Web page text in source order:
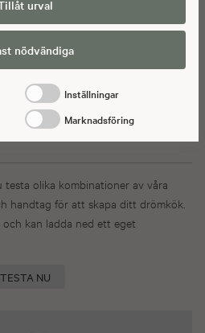
nedan bekräftar du att du samtycker
urval
nödvändiga
Inställningar
Marknadsföring
olika kombinationer av våra
handtag för att skapa ditt drömkök.
kan ladda ned ett eget
TESTA NU